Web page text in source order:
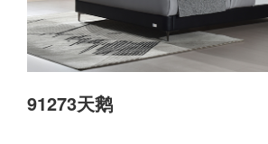
91273天鹅